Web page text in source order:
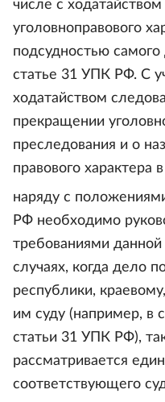
числе с
уголовноправового
подсудностью
статье 31 УПК РФ. С
ходатайством
прекращении
преследования и о
правового характера
наряду с
РФ необходимо
требованиями
случаях, когда дело
республики,
им суду (например, в
статьи 31 УПК РФ),
рассматривается
соответствующего